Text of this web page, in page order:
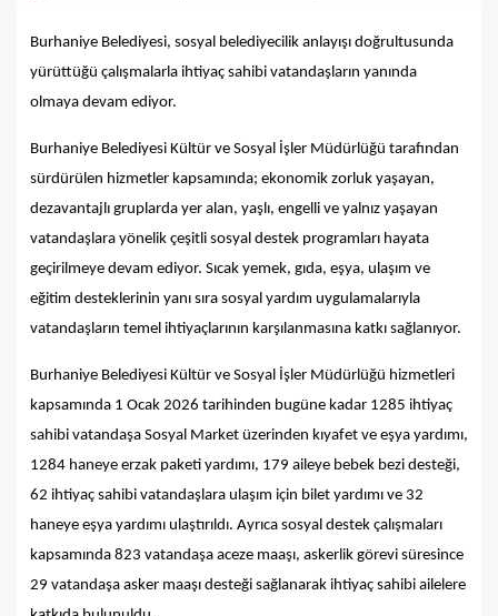
Burhaniye Belediyesi, sosyal belediyecilik anlayışı doğrultusunda
yürüttüğü çalışmalarla ihtiyaç sahibi vatandaşların yanında
olmaya devam ediyor.
Burhaniye Belediyesi Kültür ve Sosyal İşler Müdürlüğü tarafından
sürdürülen hizmetler kapsamında; ekonomik zorluk yaşayan,
dezavantajlı gruplarda yer alan, yaşlı, engelli ve yalnız yaşayan
vatandaşlara yönelik çeşitli sosyal destek programları hayata
geçirilmeye devam ediyor. Sıcak yemek, gıda, eşya, ulaşım ve
eğitim desteklerinin yanı sıra sosyal yardım uygulamalarıyla
vatandaşların temel ihtiyaçlarının karşılanmasına katkı sağlanıyor.
Burhaniye Belediyesi Kültür ve Sosyal İşler Müdürlüğü hizmetleri
kapsamında 1 Ocak 2026 tarihinden bugüne kadar 1285 ihtiyaç
sahibi vatandaşa Sosyal Market üzerinden kıyafet ve eşya yardımı,
1284 haneye erzak paketi yardımı, 179 aileye bebek bezi desteği,
62 ihtiyaç sahibi vatandaşlara ulaşım için bilet yardımı ve 32
haneye eşya yardımı ulaştırıldı. Ayrıca sosyal destek çalışmaları
kapsamında 823 vatandaşa aceze maaşı, askerlik görevi süresince
29 vatandaşa asker maaşı desteği sağlanarak ihtiyaç sahibi ailelere